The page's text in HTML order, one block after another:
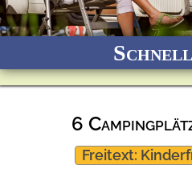
Fluss Meer Gebirge
Ganzjährig geöffnet
Barrierefreie Campingplätze
6
Freitext: